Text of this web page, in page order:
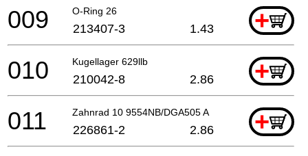
O-Ring 26 +
009 213407-3 1.43
Kugellager 629llb +
010 210042-8 2.86
Zahnrad 10 9554NB/DGA505 A +
011 226861-2 2.86